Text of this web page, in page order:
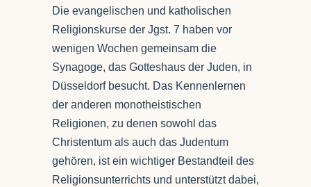
Die evangelischen und katholischen
Religionskurse der Jgst. 7 haben vor
wenigen Wochen gemeinsam die
Synagoge, das Gotteshaus der Juden, in
Düsseldorf besucht. Das Kennenlernen
der anderen monotheistischen
Religionen, zu denen sowohl das
Christentum als auch das Judentum
gehören, ist ein wichtiger Bestandteil des
Religionsunterrichts und unterstützt dabei,